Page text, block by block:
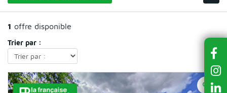
1 offre disponible
Trier par :